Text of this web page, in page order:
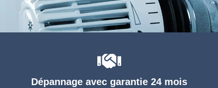
Dépannage avec garantie 24 mois